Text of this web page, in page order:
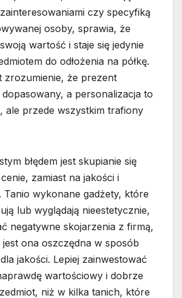
czy specyfiką
osoby, sprawia, że
wartość i staje się jedynie
do odłożenia na półkę.
zrozumienie, że prezent
a personalizacja to
ale przede wszystkim trafiony
błędem jest skupianie się
zamiast na jakości i
Tanio wykonane gadżety, które
lub wyglądają nieestetycznie,
negatywne skojarzenia z firmą,
ona oszczędna w sposób
jakości. Lepiej zainwestować
wartościowy i dobrze
niż w kilka tanich, które